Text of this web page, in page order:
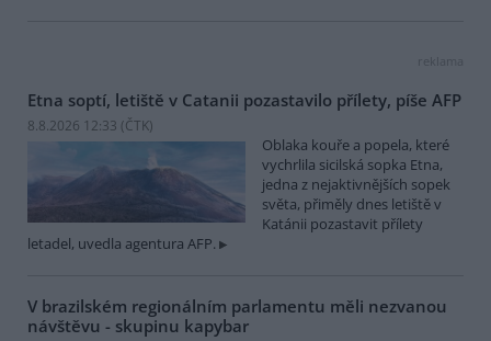
reklama
Etna soptí, letiště v Catanii pozastavilo přílety, píše AFP
8.8.2026 12:33 (ČTK)
Oblaka kouře a popela, které
vychrlila sicilská sopka Etna,
jedna z nejaktivnějších sopek
světa, přiměly dnes letiště v
Katánii pozastavit přílety
letadel, uvedla agentura AFP.
V brazilském regionálním parlamentu měli nezvanou
návštěvu - skupinu kapybar